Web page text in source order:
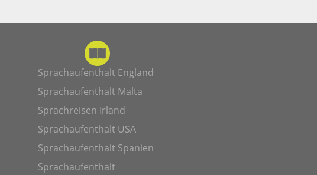
Sprachaufenthalt England
Sprachaufenthalt Malta
Sprachreisen Irland
Sprachaufenthalt USA
Sprachaufenthalt Spanien
Sprachaufenthalt